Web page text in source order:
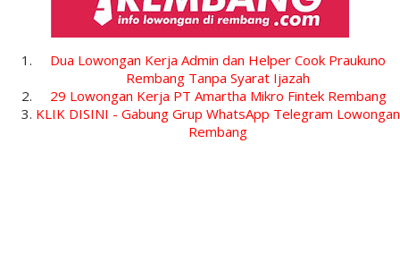
Dua Lowongan Kerja Admin dan Helper Cook Praukuno
Rembang Tanpa Syarat Ijazah
29 Lowongan Kerja PT Amartha Mikro Fintek Rembang
KLIK DISINI - Gabung Grup WhatsApp Telegram Lowongan
Rembang